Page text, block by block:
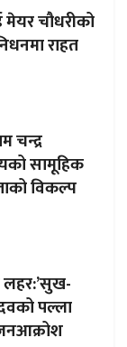
मेयर चौधरीको
राहत
चन्द्र
सामूहिक
विकल्प
लहर:’सुख-
पल्ला
जनआक्रोश